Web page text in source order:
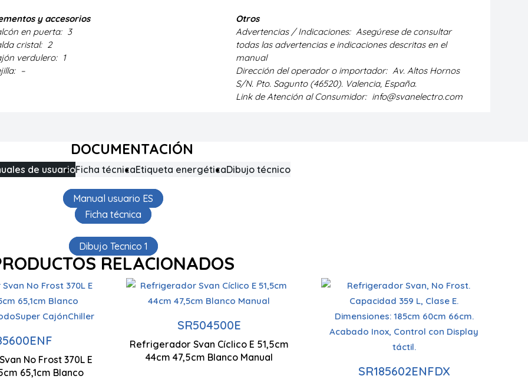
y accesorios
en puerta: 3
cristal: 2
verdulero: 1
–
Otros
Advertencias / Indicaciones: Asegúrese de consultar
todas las advertencias e indicaciones descritas en el
manual
Dirección del operador o importador: Av. Altos Hornos
S/N. Pto. Sagunto (46520). Valencia, España.
Link de Atención al Consumidor: info@svanelectro.com
DOCUMENTACIÓN
de usuarioFicha técnicaEtiqueta energéticaDibujo técnico
Manual usuario ES
Ficha técnica
Dibujo Tecnico 1
RELACIONADOS
No Frost 370L E
65,1cm Blanco
No Frost
Control Display LED táctil
SR504500E
Refrigerador Svan Cíclico E 51,5cm
44cm 47,5cm Blanco Manual
Tecnología Cíclica
515 x 440 x 475 mm
Puerta(s) Zero Clearance
515 x 440 x
SR185602ENFDX
Tecnología No Frost